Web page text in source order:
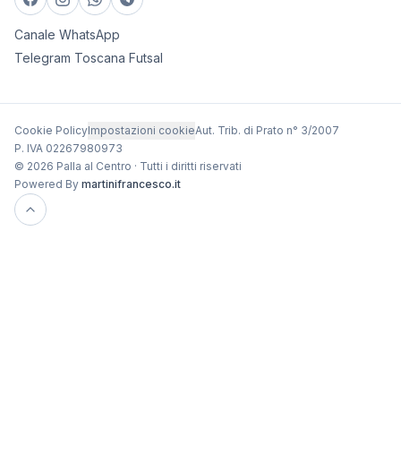
Canale WhatsApp
Telegram Toscana Futsal
Cookie PolicyImpostazioni cookieAut. Trib. di Prato n° 3/2007
P. IVA 02267980973
© 2026 Palla al Centro · Tutti i diritti riservati
Powered By martinifrancesco.it